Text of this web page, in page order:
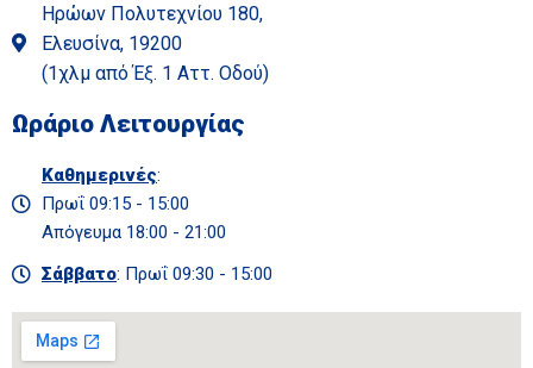
Ηρώων Πολυτεχνίου 180,
Ελευσίνα, 19200
(1χλμ από Έξ. 1 Αττ. Οδού)
Ωράριο Λειτουργίας
Καθημερινές:
Πρωΐ 09:15 - 15:00
Απόγευμα 18:00 - 21:00
Σάββατο: Πρωΐ 09:30 - 15:00